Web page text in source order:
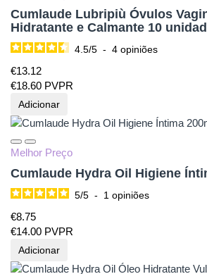
Cumlaude Lubripiù Óvulos
Hidratante e Calmante 10
4.5/5 - 4 opiniões
€13.12
€18.60 PVPR
Adicionar
Melhor Preço
Cumlaude Hydra Oil Higiene
5/5 - 1 opiniões
€8.75
€14.00 PVPR
Adicionar